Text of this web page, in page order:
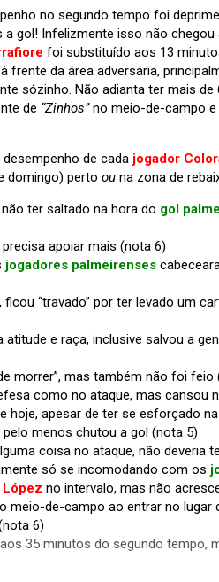
no segundo tempo foi
gol! Infelizmente isso não chegou
foi substituído aos 13
frente da área adversária,
sózinho. Não adianta ter mais de
de “Zinhos”no meio-de-campo e
de cada jogador
domingo) perto ou na zona de
ter saltado na hora do gol
apoiar mais (nota 6)
jogadores palmeirenses
“travado” por ter levado um
e raça, inclusive salvou a
morrer”, mas também não foi feio
como no ataque, mas cansou
hoje, apesar de ter se esforçado
menos chutou a gol (nota 5)
coisa no ataque, não deveria
só se incomodando com os
no intervalo, mas não
meio-de-campo ao entrar no lugar
6)
aos 35 minutos do segundo tempo,